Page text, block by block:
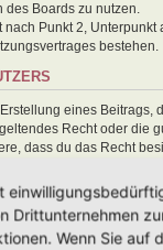
des Boards zu nutzen.
nach Punkt 2, Unterpunkt
bestehen.
eines Beitrags,
Recht oder die
dass du das Recht
übt das Hausrecht
oder anderer im
dich nach
dieses Boards
Drittunternehmen
Wenn Sie auf